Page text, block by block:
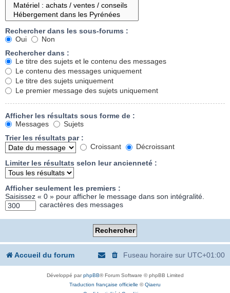
Rechercher dans les sous-forums :
Oui
Non
Rechercher dans :
Le titre des sujets et le contenu des messages
Le contenu des messages uniquement
Le titre des sujets uniquement
Le premier message des sujets uniquement
Afficher les résultats sous forme de :
Messages
Sujets
Trier les résultats par :
Croissant
Décroissant
Limiter les résultats selon leur ancienneté :
Afficher seulement les premiers :
Saisissez « 0 » pour afficher le message dans son intégralité.
caractères des messages
Accueil du forum Fuseau horaire sur UTC+01:00
Développé parphpBB® Forum Software © phpBB Limited
Traduction française officielle ©Qiaeru